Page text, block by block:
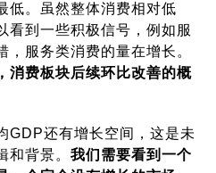
低。虽然整体消费相对低
看到一些积极信号，例如服
服务类消费的量在增长。
消费板块后续环比改善的概
GDP还有增长空间，这是未
和背景。我们需要看到一个